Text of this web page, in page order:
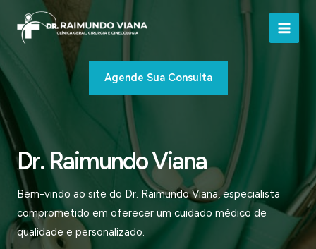
para
conteúdo
Main
Agende Sua Consulta
Dr. Raimundo Viana
Bem-vindo ao site do Dr. Raimundo Viana, especialista
comprometido em oferecer um cuidado médico de
qualidade e personalizado.